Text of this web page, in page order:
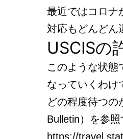
最近ではコロナ
対応もどんどん
USCISの
このような状態
なっていくわけ
どの程度待つの
Bulletin）を参照
https://